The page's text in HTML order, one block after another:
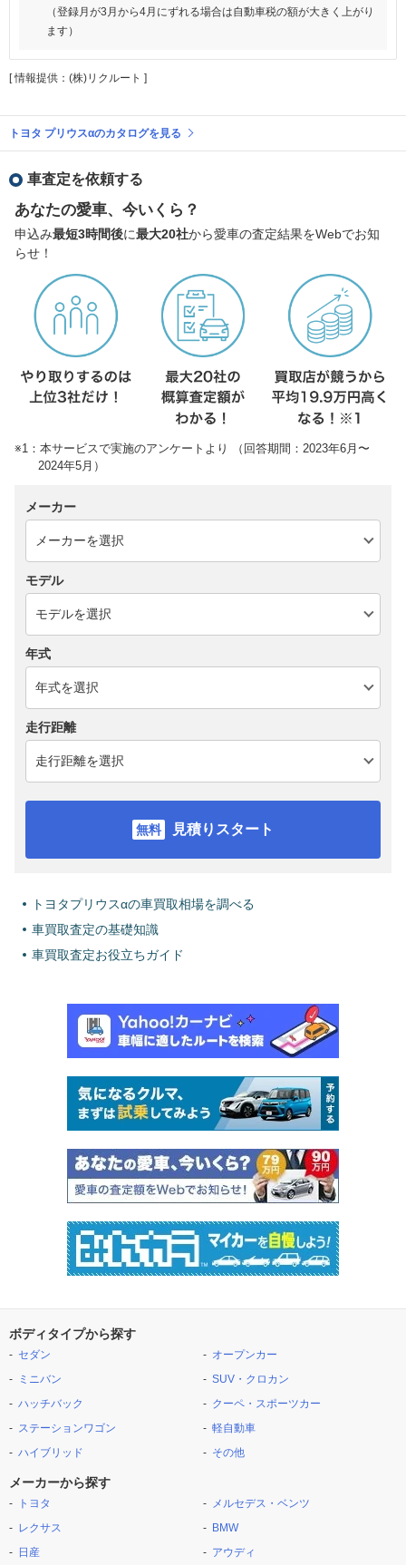
（登録月が3月から4月にずれる場合は自動車税の額が大きく上がり
ます）
[ 情報提供：(株)リクルート ]
トヨタ プリウスαのカタログを見る
車査定を依頼する
あなたの愛車、今いくら？
申込み最短3時間後に最大20社から愛車の査定結果をWebでお知
らせ！
※1：本サービスで実施のアンケートより （回答期間：2023年6月〜
2024年5月）
メーカー
モデル
年式
走行距離
見積りスタート
トヨタプリウスαの車買取相場を調べる
車買取査定の基礎知識
車買取査定お役立ちガイド
ボディタイプから探す
セダン
ミニバン
ハッチバック
ステーションワゴン
ハイブリッド
オープンカー
SUV・クロカン
クーペ・スポーツカー
軽自動車
その他
メーカーから探す
トヨタ
レクサス
日産
メルセデス・ベンツ
BMW
アウディ